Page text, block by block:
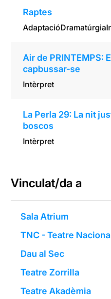
Raptes
AdaptacióDramatúrgia
Air de PRINTEMPS:
capbussar-se
Intèrpret
La Perla 29: La nit
boscos
Intèrpret
Vinculat/da a
Sala Atrium
TNC - Teatre
Dau al Sec
Teatre Zorrilla
Teatre Akadèmia